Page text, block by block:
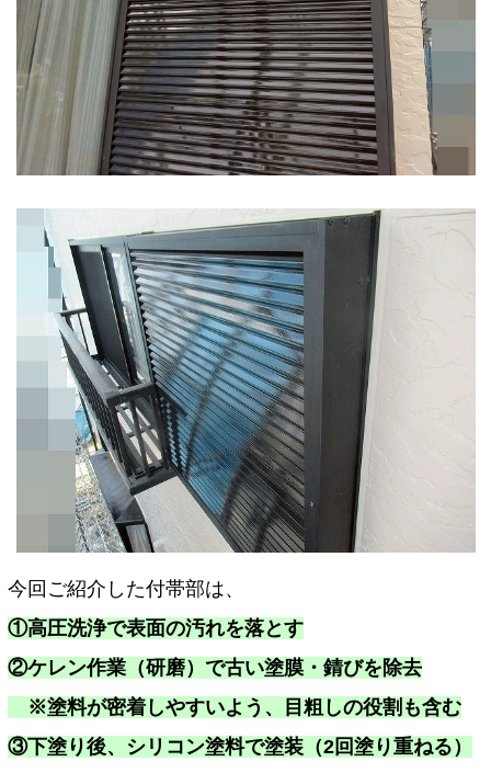
今回ご紹介した付帯部は、
①高圧洗浄で表面の汚れを落とす
②ケレン作業（研磨）で古い塗膜・錆びを除去
※塗料が密着しやすいよう、目粗しの役割も含む
③下塗り後、シリコン塗料で塗装（2回塗り重ねる）